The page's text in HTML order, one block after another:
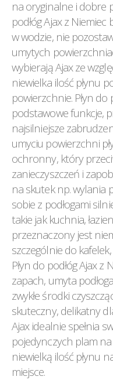
na oryginalne i dobre
podłóg Ajax z
w wodzie, nie
umytych
wybierają Ajax ze
niewielka ilość płynu
powierzchnie. Płyn do
podstawowe funkcje,
najsilniejsze
umyciu powierzchni
ochronny, który
zanieczyszczeń i
na skutek np. wylania
sobie z podłogami
takie jak kuchnia,
przeznaczony jest
szczególnie do
Płyn do podłóg Ajax
zapach, umyta
zwykłe środki
skuteczny, delikatny
Ajax idealnie spełnia
pojedynczych plam na
niewielką ilość płynu
miejsce.